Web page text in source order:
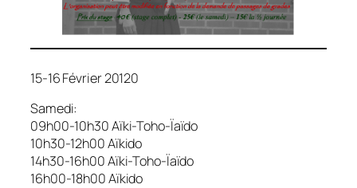
15-16 Février 20120
Samedi:
09h00-10h30 Aïki-Toho-Ïaïdo
10h30-12h00 Aïkido
14h30-16h00 Aïki-Toho-Ïaïdo
16h00-18h00 Aïkido